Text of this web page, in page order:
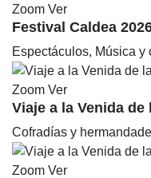
Zoom Ver
Festival Caldea
Espectáculos, Música y
Zoom Ver
Viaje a la Venida
Cofradías y
Zoom Ver